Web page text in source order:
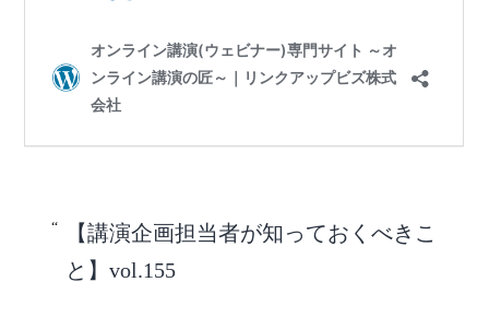
【講演企画担当者が知っておくべきこ
と】vol.155